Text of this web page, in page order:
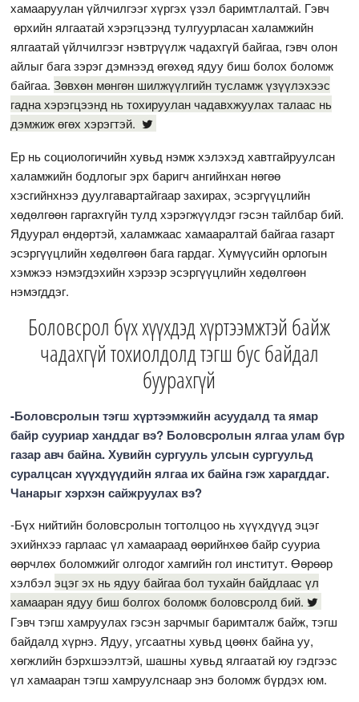
хамааруулан үйлчилгээг хүргэх үзэл баримтлалтай. Гэвч
өрхийн ялгаатай хэрэгцээнд тулгуурласан халамжийн
ялгаатай үйлчилгээг нэвтрүүлж чадахгүй байгаа, гэвч олон
айлыг бага зэрэг дэмнээд өгөхөд ядуу биш болох боломж
байгаа.Зөвхөн мөнгөн шилжүүлгийн тусламж үзүүлэхээс
гадна хэрэгцээнд нь тохируулан чадавхжуулах талаас нь
дэмжиж өгөх хэрэгтэй.
Ер нь социологичийн хувьд нэмж хэлэхэд хавтгайруулсан
халамжийн бодлогыг эрх баригч ангийнхан нөгөө
хэсгийнхнээ дуулгавартайгаар захирах, эсэргүүцлийн
хөдөлгөөн гаргахгүйн тулд хэрэгжүүлдэг гэсэн тайлбар бий.
Ядуурал өндөртэй, халамжаас хамааралтай байгаа газарт
эсэргүүцлийн хөдөлгөөн бага гардаг. Хүмүүсийн орлогын
хэмжээ нэмэгдэхийн хэрээр эсэргүүцлийн хөдөлгөөн
нэмэгддэг.
Боловсрол бүх хүүхдэд хүртээмжтэй байж
чадахгүй тохиолдолд тэгш бус байдал
буурахгүй
-Боловсролын тэгш хүртээмжийн асуудалд та ямар
байр сууриар ханддаг вэ? Боловсролын ялгаа улам бүр
газар авч байна. Хувийн сургууль улсын сургуульд
суралцсан хүүхдүүдийн ялгаа их байна гэж харагддаг.
Чанарыг хэрхэн сайжруулах вэ?
-Бүх нийтийн боловсролын тогтолцоо нь хүүхдүүд эцэг
эхийнхээ гарлаас үл хамаараад өөрийнхөө байр сууриа
өөрчлөх боломжийг олгодог хамгийн гол институт. Өөрөөр
хэлбэлэцэг эх нь ядуу байгаа бол тухайн байдлаас үл
хамааран ядуу биш болгох боломж боловсролд бий.
Гэвч тэгш хамруулах гэсэн зарчмыг баримталж байж, тэгш
байдалд хүрнэ. Ядуу, угсаатны хувьд цөөнх байна уу,
хөгжлийн бэрхшээлтэй, шашны хувьд ялгаатай юу гэдгээс
үл хамааран тэгш хамруулснаар энэ боломж бүрдэх юм.